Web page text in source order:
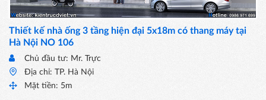
Thiết kế nhà ống 3 tầng hiện đại 5x18m có thang máy tại
Hà Nội NO 106
Chủ đầu tư: Mr. Trực
Địa chỉ: TP. Hà Nội
Mặt tiền: 5m